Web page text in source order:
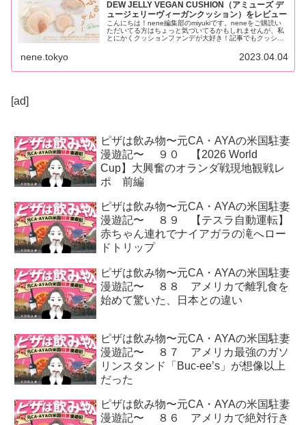
DEW JELLY VEGAN CUSHION（アミューズ デ
ュージェリーヴィーガンクッション）をレビュー
こんにちは！nene編集部のmiyukiです。neneをご購読い
ただいてる方はちょっと気づいてるかもしれませんが、私
とにかくクッションファンデが大好き！記事でもクッショ
nene.tokyo 2023.04.04
[ad]
ピザは飲み物〜元CA・AYAの米国駐妻
漫遊記〜 ９０ 【2026 World
Cup】大興奮のオランダ戦現地観戦レ
ポ 前編
ピザは飲み物〜元CA・AYAの米国駐妻
漫遊記〜 ８９ 【テスラ自動運転】
赤ちゃん連れでナイアガラの滝へロー
ドトリップ
ピザは飲み物〜元CA・AYAの米国駐妻
漫遊記〜 ８８ アメリカで離乳食を
始めて驚いた、日本との違い
ピザは飲み物〜元CA・AYAの米国駐妻
漫遊記〜 ８７ アメリカ最強のガソ
リンスタンド「Buc-ee’s」が想像以上
だった
ピザは飲み物〜元CA・AYAの米国駐妻
漫遊記〜 ８６ アメリカで絶対行き